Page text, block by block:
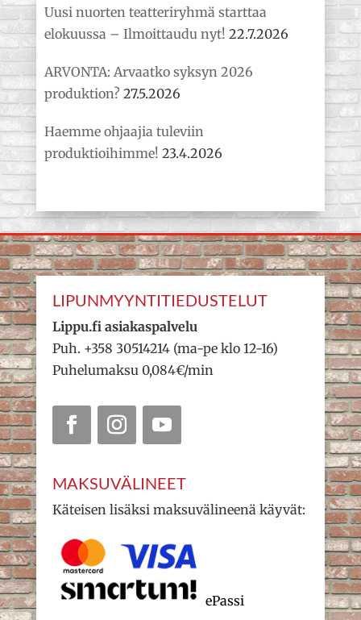
Uusi nuorten teatteriryhmä starttaa
elokuussa – Ilmoittaudu nyt! 22.7.2026
ARVONTA: Arvaatko syksyn 2026
produktion? 27.5.2026
Haemme ohjaajia tuleviin
produktioihimme! 23.4.2026
LIPUNMYYNTITIEDUSTELUT
Lippu.fi asiakaspalvelu
Puh. +358 30514214 (ma-pe klo 12-16)
Puhelumaksu 0,084€/min
MAKSUVÄLINEET
Käteisen lisäksi maksuvälineenä käyvät:
ePassi